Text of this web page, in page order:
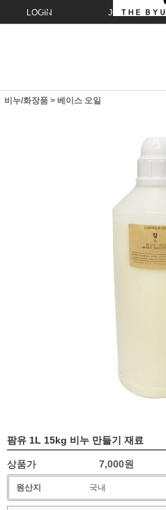
LOGIN JOIN
비누/화장품 > 베이스 오일
팜유 1L 15kg 비누 만들기 재료
상품가 7,000원
원산지 국내